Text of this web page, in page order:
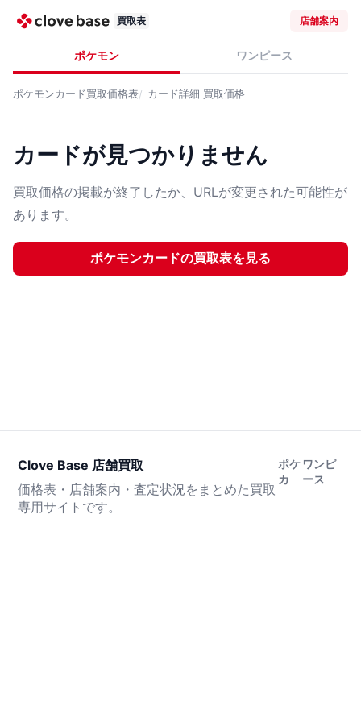
買取表 店舗案内
ポケモン ワンピース
ポケモンカード買取価格表 カード詳細 買取価格
カードが見つかりません
買取価格の掲載が終了したか、URLが変更された可能性が
あります。
ポケモンカードの買取表を見る
Clove Base 店舗買取
価格表・店舗案内・査定状況をまとめた買取
専用サイトです。
ポケ
カ
ワンピ
ース